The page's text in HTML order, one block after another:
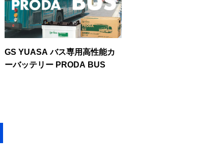
GS YUASA バス専用高性能カ
ーバッテリー PRODA BUS